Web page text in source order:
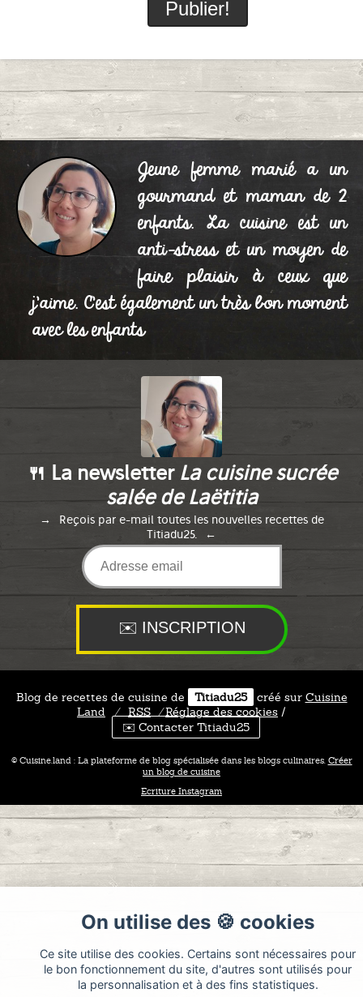
Jeune femme marié a un
gourmand et maman de 2
enfants. La cuisine est un
anti-stress et un moyen de
faire plaisir à ceux que
j'aime. C'est également un très bon moment
avec les enfants
On utilise des 🍪 cookies
Ce site utilise des cookies. Certains sont nécessaires pour
le bon fonctionnement du site, d'autres sont utilisés pour
la personnalisation et à des fins statistiques.
🍴 La newsletter La cuisine sucrée
salée de Laëtitia
Reçois par e-mail toutes les nouvelles recettes de
Titiadu25.
Blog de recettes de cuisine de Titiadu25 créé sur Cuisine
Land
⁄ RSS ⁄Réglage des cookies /
✉️ Contacter Titiadu25
© Cuisine.land : La plateforme de blog spécialisée dans les blogs culinaires. Créer
un blog de cuisine
Ecriture Instagram